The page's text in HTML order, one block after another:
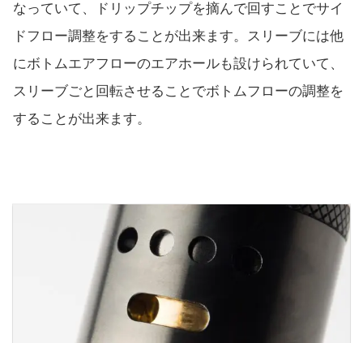
なっていて、ドリップチップを摘んで回すことでサイ
ドフロー調整をすることが出来ます。スリーブには他
にボトムエアフローのエアホールも設けられていて、
スリーブごと回転させることでボトムフローの調整を
することが出来ます。